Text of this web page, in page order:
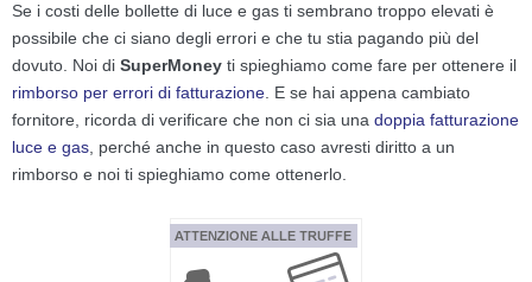
Se i costi delle bollette di luce e gas ti sembrano troppo elevati è
possibile che ci siano degli errori e che tu stia pagando più del
dovuto. Noi di SuperMoney ti spieghiamo come fare per ottenere il
rimborso per errori di fatturazione . E se hai appena cambiato
fornitore, ricorda di verificare che non ci sia una doppia fatturazione
luce e gas , perché anche in questo caso avresti diritto a un
rimborso e noi ti spieghiamo come ottenerlo.